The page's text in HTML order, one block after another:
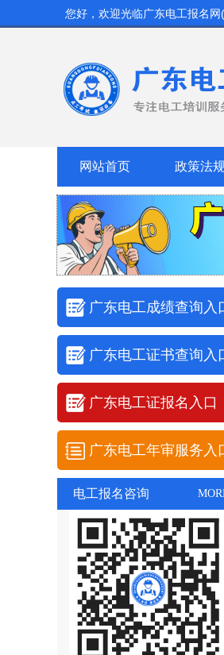
您好，欢迎光临广东电工报名
网站首页 政策法
广东电工成绩查询入
广东电工证书查询入
广东电工证报名入口
广东电工年审服务入
电工报名咨询